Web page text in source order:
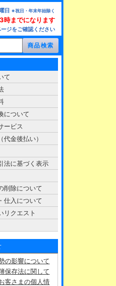
日 ※祝日・年末年始除く
時までになります
ジをご確認ください
て
について
ービス
代金後払い）
法に基づく表示
削除について
仕入について
リクエスト
の影響について
保存法に関して
客さまの個人情